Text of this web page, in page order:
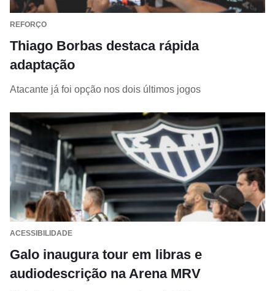
REFORÇO
Thiago Borbas destaca rápida
adaptação
Atacante já foi opção nos dois últimos jogos
ACESSIBILIDADE
Galo inaugura tour em libras e
audiodescrição na Arena MRV